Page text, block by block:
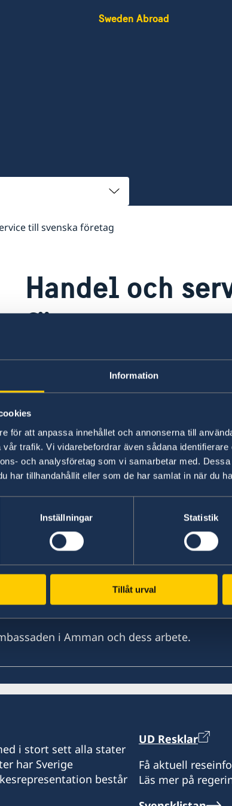
Information
för att anpassa innehållet och annonserna till
trafik. Vi vidarebefordrar även sådana
och analysföretag som vi samarbetar med.
har tillhandahållit eller som de har samlat in när du
Inställningar Statistik
Tillåt urval
Sweden Abroad
till svenska företag
Handel och
företag
Det finns ett flertal befintliga
Jordanien. Svenska företag
jobbskapande i Jordanien. Ett
representerade i landet, bland
Ericsson. IKEA öppnade sitt
finns ca 30–40 svenska företag
marknaden genom lokala
information om Svensk-
nedan.
i Amman och dess arbete.
i stort sett alla stater
har Sverige
består
UD Resklar
Få aktuell
Läs mer på